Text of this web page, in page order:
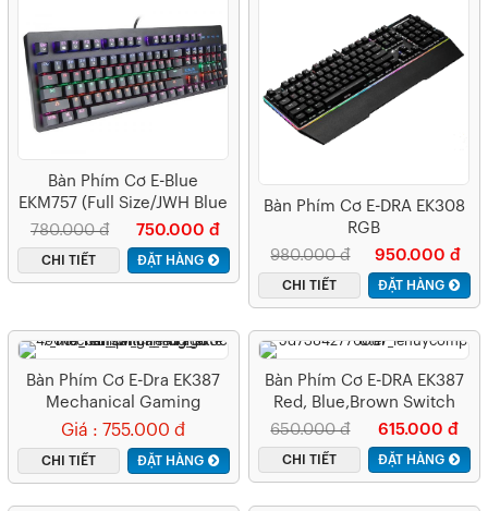
Bàn Phím Cơ E-Blue
EKM757 (Full Size/JWH Blue
Switch)750.000 đ
780.000 đ
CHI TIẾT ĐẶT HÀNG
Bàn Phím Cơ E-DRA EK308
RGB
950.000 đ
980.000 đ
CHI TIẾT ĐẶT HÀNG
Bàn Phím Cơ E-Dra EK387
Mechanical Gaming
Outemu Red Switch Led
RGB
Giá : 755.000 đ
CHI TIẾT ĐẶT HÀNG
Bàn Phím Cơ E-DRA EK387
Red, Blue,Brown Switch
615.000 đ
650.000 đ
CHI TIẾT ĐẶT HÀNG